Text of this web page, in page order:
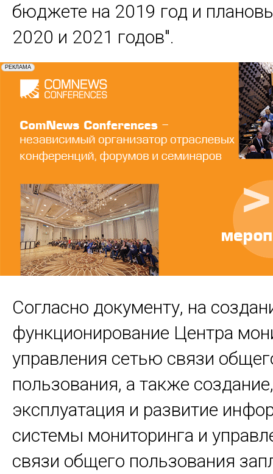
бюджете на 2019 год и
2020 и 2021 годов".
Согласно документу, на
функционирование Центра
управления сетью связи
пользования, а также создание,
эксплуатация и развитие
системы мониторинга и
связи общего пользования